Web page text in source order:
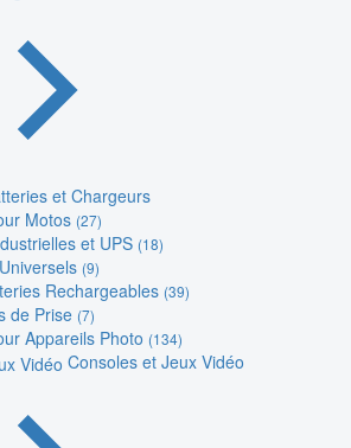
et Chargeurs
Motos (27)
et UPS (18)
(9)
Rechargeables (39)
de Prise (7)
Appareils Photo (134)
Consoles et Jeux Vidéo